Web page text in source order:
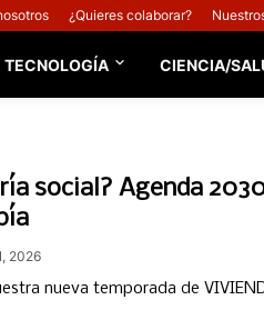
¿Quieres colaborar?
TECNOLOGÍA CIENCIA/
social? Agenda
2026
nueva temporada de